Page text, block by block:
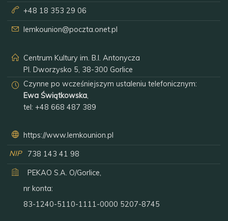
+48 18 353 29 06
lemkounion@poczta.onet.pl
Centrum Kultury im. B.I. Antonycza
Pl. Dworzysko 5, 38-300 Gorlice
Czynne po wcześniejszym ustaleniu telefonicznym:
Ewa Świątkowska,
tel:+48 668 487 389
https://www.lemkounion.pl
NIP
738 143 41 98
PEKAO S.A. O/Gorlice,
nr konta:
83-1240-5110-1111-0000 5207-8745